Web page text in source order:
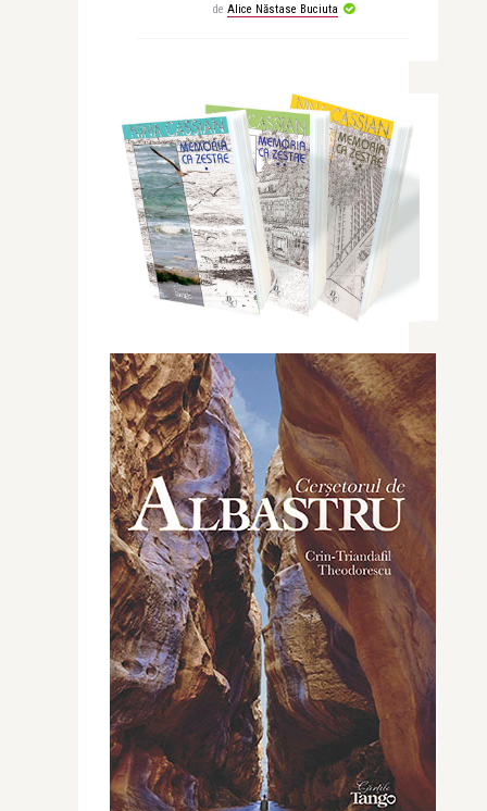
de Alice Năstase Buciuta